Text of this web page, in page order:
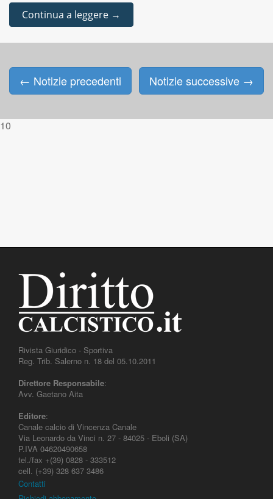
Continua a leggere →
Posts navigation
← Notizie precedenti Notizie successive →
10
Rivista Giuridico - Sportiva
Reg. Trib. Salerno n. 18 del 05.10.2011
Direttore Responsabile:
Avv. Gaetano Aita
Editore:
Canale calcio di Vincenza Canale
Via Leonardo da Vinci n. 27 - 84025 - Eboli (SA)
P.IVA 04620490658
tel./fax +(39) 0828 - 333512
cell. (+39) 328 637 3486
Contatti